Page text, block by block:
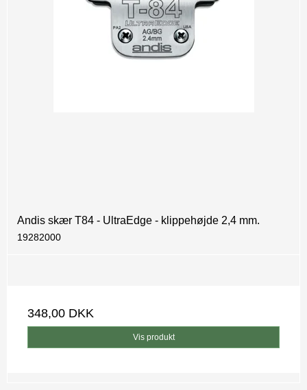
Andis skær T84 - UltraEdge - klippehøjde 2,4 mm.
19282000
348,00 DKK
Vis produkt